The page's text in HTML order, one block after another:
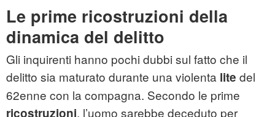
Le prime ricostruzioni della
dinamica del delitto
Gli inquirenti hanno pochi dubbi sul fatto che il
delitto sia maturato durante una violenta lite del
62enne con la compagna. Secondo le prime
ricostruzioni, l’uomo sarebbe deceduto per